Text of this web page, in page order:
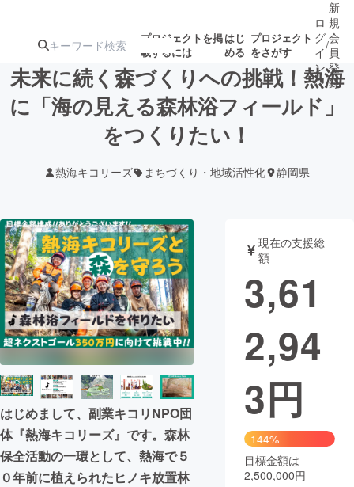
プロジェクトを掲
載するには
はじ
める
プロジェクト
をさがす
注目のリ 注目の新着プロ
ジェクト
募集終了が近いプ
テクノロジー・ガジェット
映像・映画 書籍・雑誌
ビジネス・起業 チャレンジ
まちづくり・地域活性化
CAMPFIRE for Social Good
CAMPFIRE Creation
CAMPFIREふるさと納税machi-ya コミュニティ
ロ
グ
イ
ン
/
新
規
会
員
登
録
未来に続く森づくりへの挑戦！熱海
に「海の見える森林浴フィールド」
をつくりたい！
熱海キコリーズ まちづくり・地域活性化 静岡県
はじめまして、副業キコリNPO団
体『熱海キコリーズ』です。森林
保全活動の一環として、熱海で５
０年前に植えられたヒノキ放置林
現在の支援総
額
3,61
2,94
3円
144%
目標金額は
2,500,000円